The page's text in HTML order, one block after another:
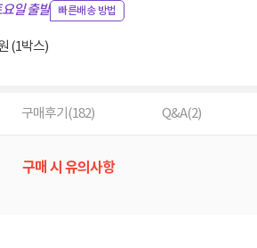
일 출발 빠른배송 방법
(1박스)
구매후기(182) Q&A(2)
구매 시 유의사항